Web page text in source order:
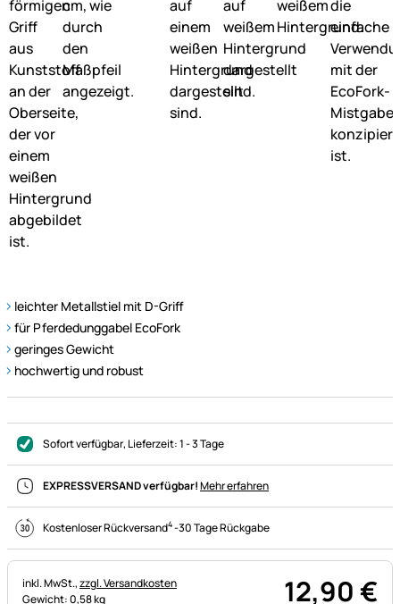
leichter Metallstiel mit D-Griff
für Pferdedunggabel EcoFork
geringes Gewicht
hochwertig und robust
Sofort verfügbar, Lieferzeit:1 - 3 Tage
EXPRESSVERSAND verfügbar!Mehr erfahren
Kostenloser Rückversand4-30 Tage Rückgabe
Steuerhinweis:
inkl. MwSt.,zzgl. Versandkosten
Gewicht: 0,58 kg
12,90€